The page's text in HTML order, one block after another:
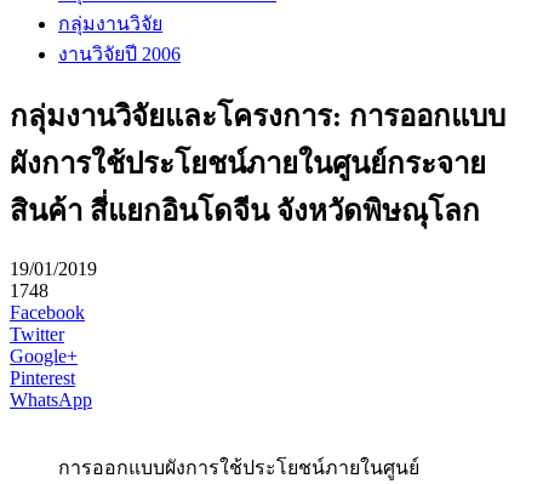
กลุ่มงานวิจัย
งานวิจัยปี 2006
กลุ่มงานวิจัยและโครงการ: การออกแบบ
ผังการใช้ประโยชน์ภายในศูนย์กระจาย
สินค้า สี่แยกอินโดจีน จังหวัดพิษณุโลก
19/01/2019
1748
Facebook
Twitter
Google+
Pinterest
WhatsApp
การออกแบบผังการใช้ประโยชน์ภายในศูนย์